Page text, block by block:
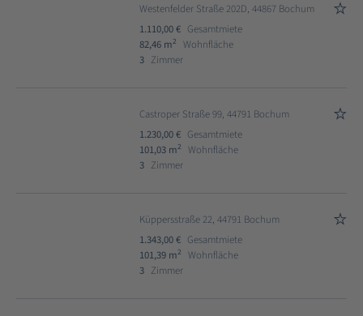
Westenfelder Straße 202D, 44867 Bochum
1.110,00 € Gesamtmiete
82,46 m2
Wohnfläche
3 Zimmer
Castroper Straße 99, 44791 Bochum
1.230,00 € Gesamtmiete
101,03 m2
Wohnfläche
3 Zimmer
Küppersstraße 22, 44791 Bochum
1.343,00 € Gesamtmiete
101,39 m2
Wohnfläche
3 Zimmer